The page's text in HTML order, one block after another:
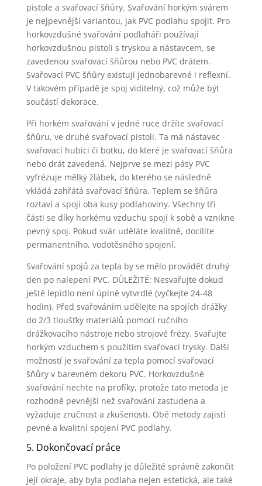
pistole a svařovací šňůry. Svařování horkým svárem
je nejpevnější variantou, jak PVC podlahu spojit. Pro
horkovzdušné svařování podlaháři používají
horkovzdušnou pistoli s tryskou a nástavcem, se
zavedenou svařovací šňůrou nebo PVC drátem.
Svařovací PVC šňůry existují jednobarevné i reflexní.
V takovém případě je spoj viditelný, což může být
součástí dekorace.
Při horkém svařování v jedné ruce držíte svařovací
šňůru, ve druhé svařovací pistoli. Ta má nástavec -
svařovací hubici či botku, do které je svařovací šňůra
nebo drát zavedená. Nejprve se mezi pásy PVC
vyfrézuje mělký žlábek, do kterého se následně
vkládá zahřátá svařovací šňůra. Teplem se šňůra
roztaví a spojí oba kusy podlahoviny. Všechny tři
části se díky horkému vzduchu spojí k sobě a vznikne
pevný spoj. Pokud svár uděláte kvalitně, docílíte
permanentního, vodotěsného spojení.
Svařování spojů za tepla by se mělo provádět druhý
den po nalepení PVC. DŮLEŽITÉ: Nesvařujte dokud
ještě lepidlo není úplně vytvrdlé (vyčkejte 24-48
hodin). Před svařováním udělejte na spojích drážky
do 2/3 tloušťky materiálů pomocí ručního
drážkovacího nástroje nebo strojové frézy. Svařujte
horkým vzduchem s použitím svařovací trysky. Další
možností je svařování za tepla pomocí svařovací
šňůry v barevném dekoru PVC. Horkovzdušné
svařování nechte na profíky, protože tato metoda je
rozhodně pevnější než svařování zastudena a
vyžaduje zručnost a zkušenosti. Obě metody zajistí
pevné a kvalitní spojení PVC podlahy.
5. Dokončovací práce
Po položení PVC podlahy je důležité správně zakončit
její okraje, aby byla podlaha nejen estetická, ale také